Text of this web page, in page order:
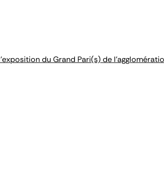
du Grand Pari(s) de